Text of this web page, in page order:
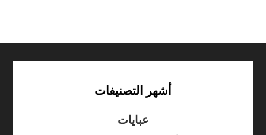
أشهر التصنيفات
عبايات